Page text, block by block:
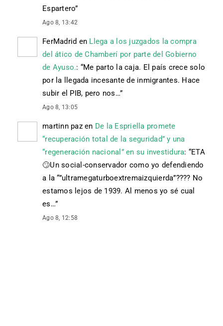
Espartero”
Ago 8, 13:42
FerMadrid en Llega a los juzgados la compra
del ático de Chamberí por parte del Gobierno
de Ayuso.: “Me parto la caja. El país crece solo
por la llegada incesante de inmigrantes. Hace
subir el PIB, pero nos…”
Ago 8, 13:05
martinn pazen De la Espriella promete
“recuperación total de la seguridad” y una
“regeneración nacional” en su investidura: “ETA
🙄 Un social-conservador como yo defendiendo
a la “”ultramegaturboextremaizquierda”???? No
estamos lejos de 1939. Al menos yo sé cual
es…”
Ago 8, 12:58